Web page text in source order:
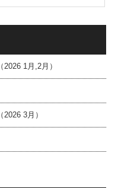
1月,2月）
3月）